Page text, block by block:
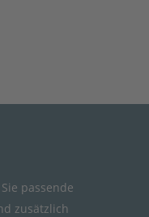
passende
zusätzlich